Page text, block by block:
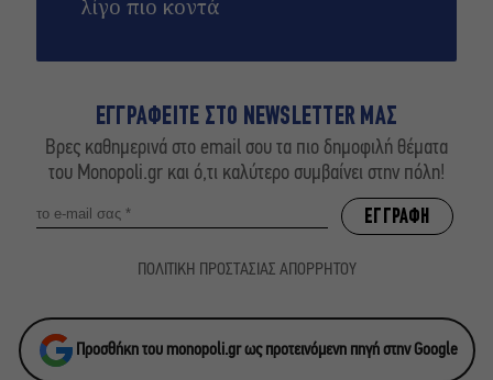
λίγο πιο κοντά
ΕΓΓΡΑΦΕΙΤΕ ΣΤΟ NEWSLETTER ΜΑΣ
Βρες καθημερινά στο email σου τα πιο δημοφιλή θέματα
του Monopoli.gr και ό,τι καλύτερο συμβαίνει στην πόλη!
ΠΟΛΙΤΙΚΗ ΠΡΟΣΤΑΣΙΑΣ ΑΠΟΡΡΗΤΟΥ
Προσθήκη του monopoli.gr ως προτεινόμενη πηγή στην Google